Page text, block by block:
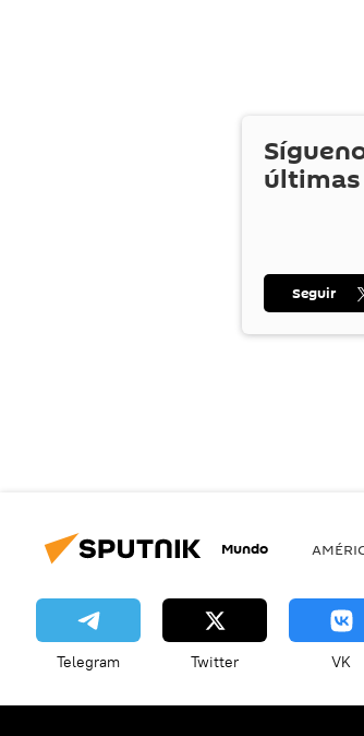
Seguir
Mundo
Telegram Twitter VK